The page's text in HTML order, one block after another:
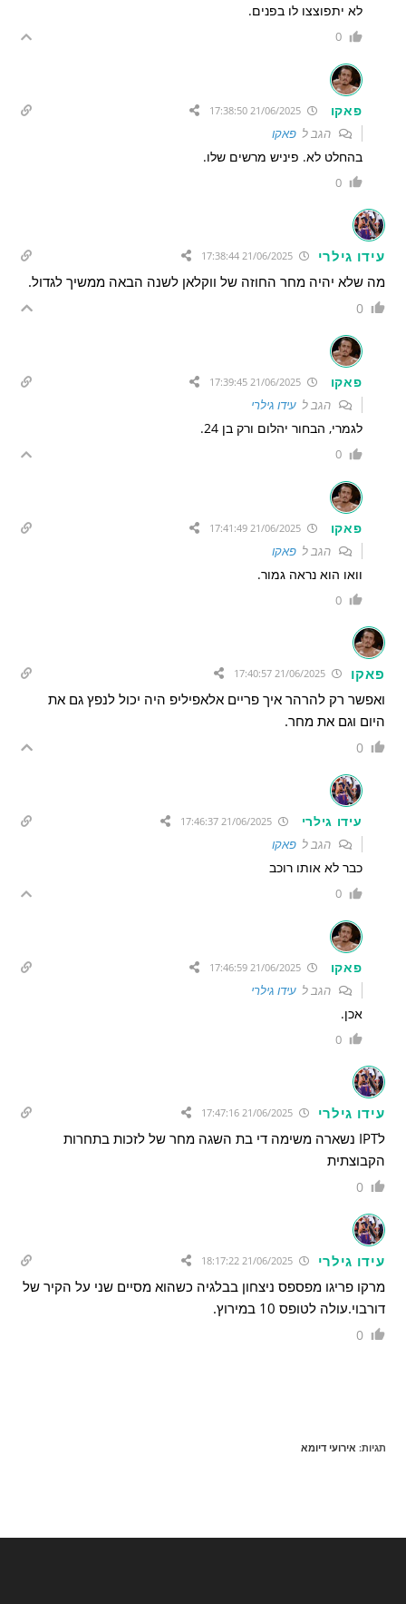
לא יתפוצצו לו בפנים.
0
פאקו 21/06/2025 17:38:50
הגב לפאקו
בהחלט לא. פיניש מרשים שלו.
0
עידו גילרי 21/06/2025 17:38:44
מה שלא יהיה מחר החוזה של ווקלאן לשנה הבאה ממשיך לגדול.
0
פאקו 21/06/2025 17:39:45
הגב לעידו גילרי
לגמרי, הבחור יהלום ורק בן 24.
0
פאקו 21/06/2025 17:41:49
הגב לפאקו
וואו הוא נראה גמור.
0
פאקו 21/06/2025 17:40:57
ואפשר רק להרהר איך פריים אלאפיליפ היה יכול לנפץ גם את
היום וגם את מחר.
0
עידו גילרי 21/06/2025 17:46:37
הגב לפאקו
כבר לא אותו רוכב
0
פאקו 21/06/2025 17:46:59
הגב לעידו גילרי
אכן.
0
עידו גילרי 21/06/2025 17:47:16
לIPT נשארה משימה די בת השגה מחר של לזכות בתחרות
הקבוצתית
0
עידו גילרי 21/06/2025 18:17:22
מרקו פריגו מפספס ניצחון בבלגיה כשהוא מסיים שני על הקיר של
דורבוי.עולה לטופס 10 במירוץ.
0
תגיות: אירועי דיומא